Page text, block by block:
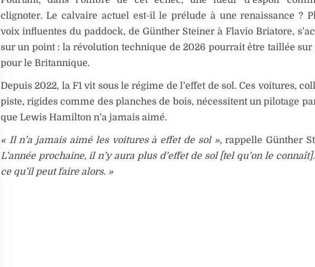
clignoter. Le calvaire actuel est-il le prélude à une renaissance ?
voix influentes du paddock, de Günther Steiner à Flavio Briatore,
sur un point : la révolution technique de 2026 pourrait être taillée sur
pour le Britannique.
Depuis 2022, la F1 vit sous le régime de l’effet de sol. Ces voitures,
piste, rigides comme des planches de bois, nécessitent un pilotage
que Lewis Hamilton n’a jamais aimé.
« Il n’a jamais aimé les voitures à effet de sol », rappelle Günther
L’année prochaine, il n’y aura plus d’effet de sol [tel qu’on le
ce qu’il peut faire alors. »